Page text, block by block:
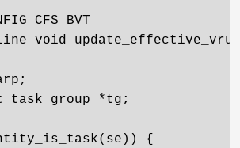
void
*tg;
{